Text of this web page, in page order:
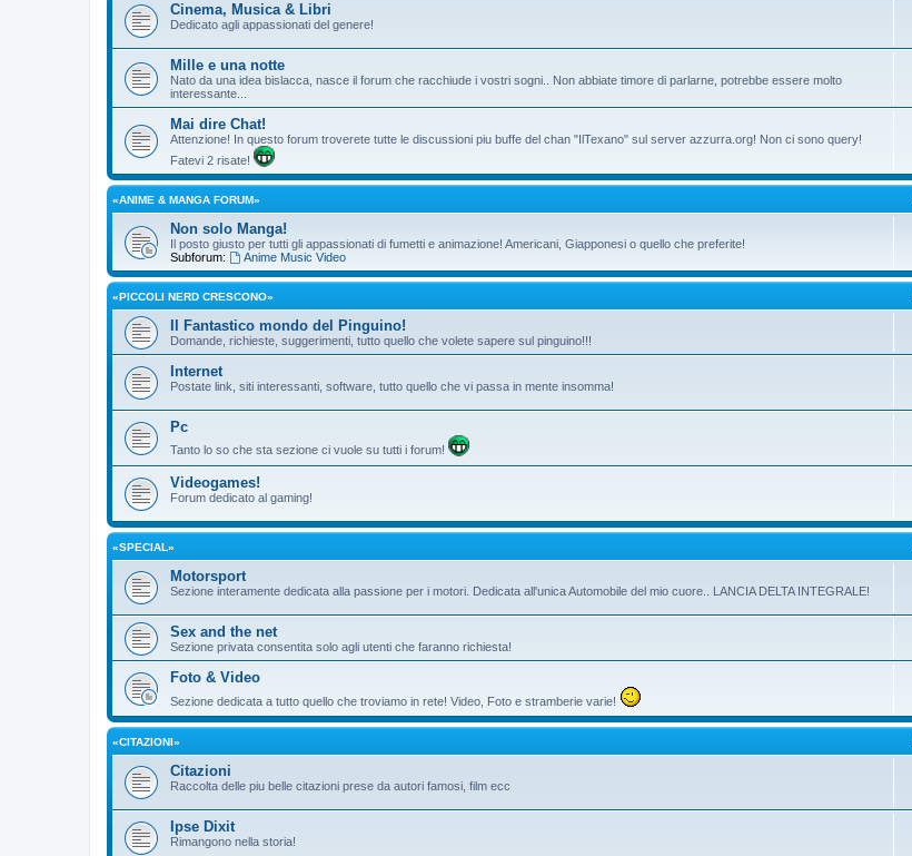
Cinema, Musica & Libri
Dedicato agli appassionati del genere!
Mille e una notte
Nato da una idea bislacca, nasce il forum che racchiude i vostri sogni.. Non abbiate timore di parlarne, potrebbe essere molto
interessante...
Mai dire Chat!
Attenzione! In questo forum troverete tutte le discussioni piu buffe del chan "IlTexano" sul server azzurra.org! Non ci sono query!
Fatevi 2 risate!
«ANIME & MANGA FORUM»
Non solo Manga!
Il posto giusto per tutti gli appassionati di fumetti e animazione! Americani, Giapponesi o quello che preferite!
Subforum:
Anime Music Video
«PICCOLI NERD CRESCONO»
Il Fantastico mondo del Pinguino!
Domande, richieste, suggerimenti, tutto quello che volete sapere sul pinguino!!!
Internet
Postate link, siti interessanti, software, tutto quello che vi passa in mente insomma!
Pc
Tanto lo so che sta sezione ci vuole su tutti i forum!
Videogames!
Forum dedicato al gaming!
«SPECIAL»
Motorsport
Sezione interamente dedicata alla passione per i motori. Dedicata all'unica Automobile del mio cuore.. LANCIA DELTA INTEGRALE!
Sex and the net
Sezione privata consentita solo agli utenti che faranno richiesta!
Foto & Video
Sezione dedicata a tutto quello che troviamo in rete! Video, Foto e stramberie varie!
«CITAZIONI»
Citazioni
Raccolta delle piu belle citazioni prese da autori famosi, film ecc
Ipse Dixit
Rimangono nella storia!